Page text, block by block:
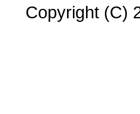
Copyright (C)